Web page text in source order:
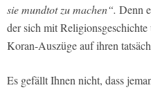
sie mundtot zu machen“. Denn
der sich mit
Koran-Auszüge auf ihren
Es gefällt Ihnen nicht, dass